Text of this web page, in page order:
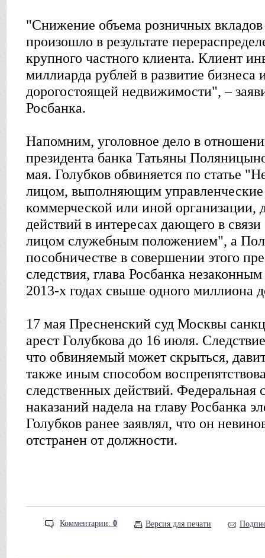
"Снижение объема розничных вкладов
произошло в результате
крупного частного клиента. Клиент
миллиарда рублей в развитие бизнеса
дорогостоящей недвижимости", –
Росбанка.
Напомним, уголовное дело в
президента банка Татьяны
мая. Голубков обвиняется по статье
лицом, выполняющим
коммерческой или иной организации,
действий в интересах дающего в
лицом служебным положением", а
пособничестве в совершении этого
следствия, глава Росбанка
2013-х годах свыше одного миллиона
17 мая Пресненский суд Москвы
арест Голубкова до 16 июля.
что обвиняемый может скрыться,
также иным способом
следственных действий. Федеральная
наказаний надела на главу Росбанка
Голубков ранее заявлял, что он
отстранен от должности.
Комментарии: 0 Версия для печати